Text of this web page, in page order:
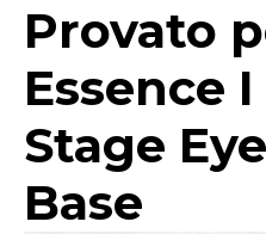
Provato
Essence
Stage
Base